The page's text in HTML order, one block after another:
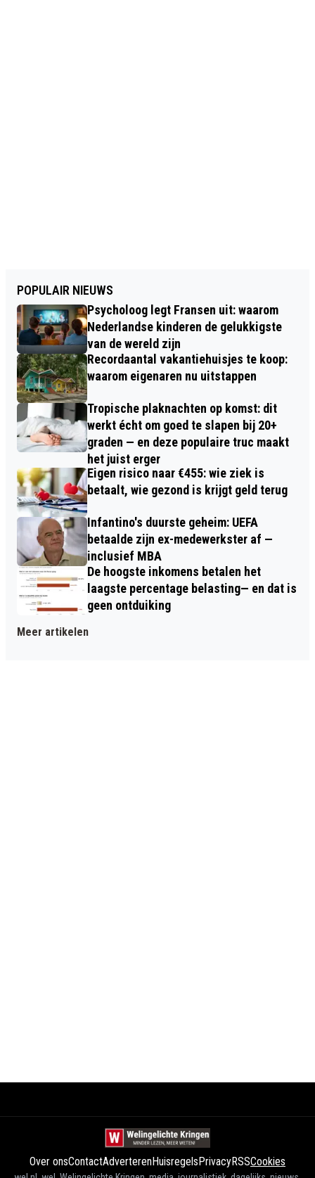
POPULAIR NIEUWS
Psycholoog legt Fransen uit: waarom
Nederlandse kinderen de gelukkigste
van de wereld zijn
Recordaantal vakantiehuisjes te koop:
waarom eigenaren nu uitstappen
Tropische plaknachten op komst: dit
werkt écht om goed te slapen bij 20+
graden — en deze populaire truc maakt
het juist erger
Eigen risico naar €455: wie ziek is
betaalt, wie gezond is krijgt geld terug
Infantino's duurste geheim: UEFA
betaalde zijn ex-medewerkster af —
inclusief MBA
De hoogste inkomens betalen het
laagste percentage belasting— en dat is
geen ontduiking
Meer artikelen
Over onsContactAdverterenHuisregelsPrivacyRSSCookies